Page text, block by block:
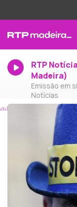
RTP
Madeira)
Emissão em
Notícias